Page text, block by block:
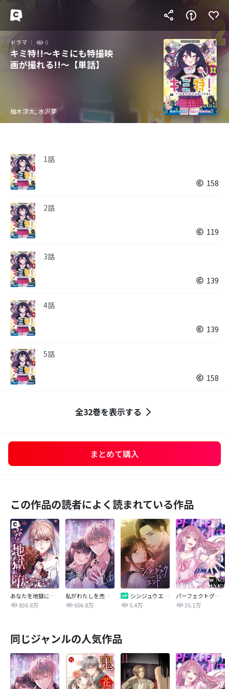
ドラマ 0
キミ特!!～キミにも特撮映
画が撮れる!!～【単話】
柚木涼太, 水沢夢
1話
158
2話
119
3話
139
4話
139
5話
158
全32巻を表示する
まとめて購入
この作品の読者によく読まれている作品
あなたを地獄に堕とすまで
836.8万
私がわたしを売る理由
606.8万
シンジュウエンド【タテヨミ】
5.4万
パーフェクトグリッター
35.1万
同じジャンルの人気作品